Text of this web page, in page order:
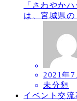
「さわやか
は、宮城県
2021年7
未分類
イベント交流